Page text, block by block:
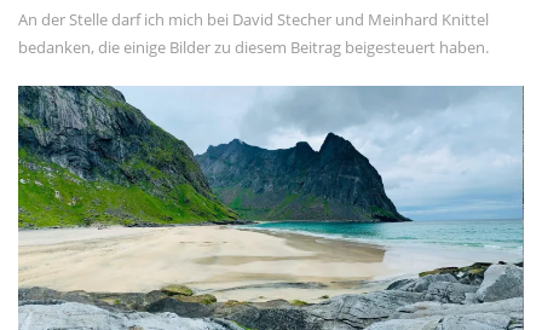
An der Stelle darf ich mich bei David Stecher und Meinhard Knittel
bedanken, die einige Bilder zu diesem Beitrag beigesteuert haben.